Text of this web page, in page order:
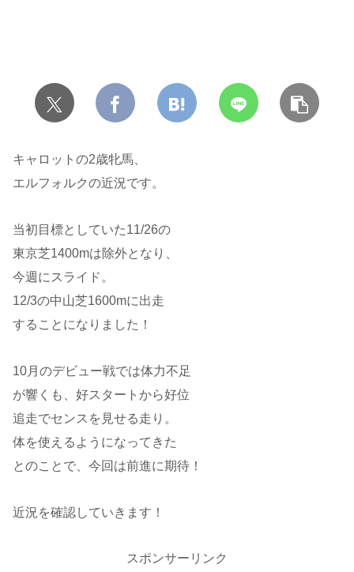
キャロットの2歳牝馬、
エルフォルクの近況です。
当初目標としていた11/26の
東京芝1400mは除外となり、
今週にスライド。
12/3の中山芝1600mに出走
することになりました！
10月のデビュー戦では体力不足
が響くも、好スタートから好位
追走でセンスを見せる走り。
体を使えるようになってきた
とのことで、今回は前進に期待！
近況を確認していきます！
スポンサーリンク